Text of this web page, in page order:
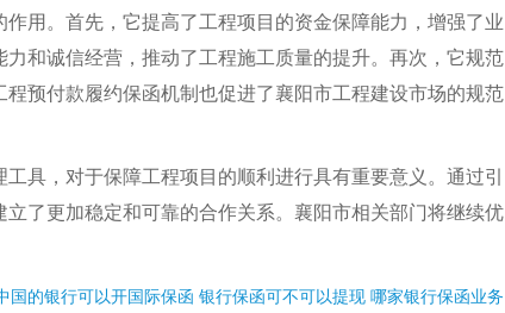
用。首先，它提高了工程项目的资金保障能力，增强了业
和诚信经营，推动了工程施工质量的提升。再次，它规范
预付款履约保函机制也促进了襄阳市工程建设市场的规范
具，对于保障工程项目的顺利进行具有重要意义。通过引
了更加稳定和可靠的合作关系。襄阳市相关部门将继续优
国的银行可以开国际保函 银行保函可不可以提现 哪家银行保函业务